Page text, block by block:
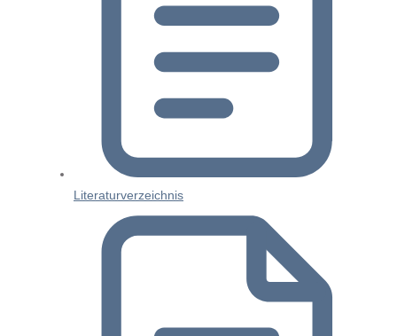
Literaturverzeichnis